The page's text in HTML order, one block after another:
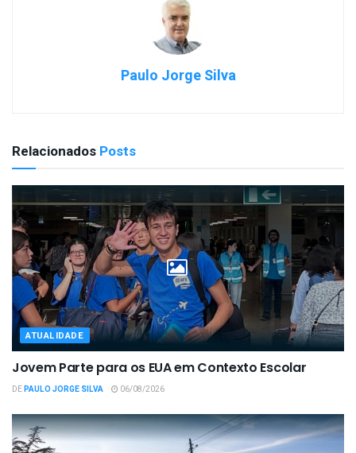
Paulo Jorge Silva
Relacionados Posts
ATUALIDADE
Jovem Parte para os EUA em Contexto Escolar
DEPAULO JORGE SILVA 06/08/2026